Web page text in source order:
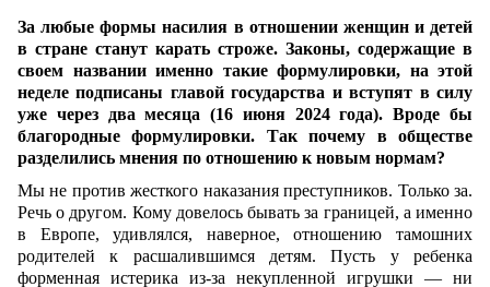
За любые формы насилия в отношении женщин и детей
в стране станут карать строже. Законы, содержащие в
своем названии именно такие формулировки, на этой
неделе подписаны главой государства и вступят в силу
уже через два месяца (16 июня 2024 года). Вроде бы
благородные формулировки. Так почему в обществе
разделились мнения по отношению к новым нормам?
Мы не против жесткого наказания преступников. Только за.
Речь о другом. Кому довелось бывать за границей, а именно
в Европе, удивлялся, наверное, отношению тамошних
родителей к расшалившимся детям. Пусть у ребенка
форменная истерика из-за некупленной игрушки — ни